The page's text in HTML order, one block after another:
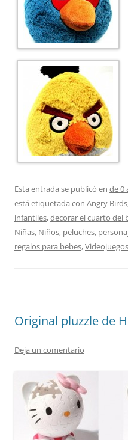
Esta entrada se publicó en de 0
está etiquetada con Angry Birds
infantiles,decorar el cuarto del
Niñas, Niños, peluches,
regalos para bebes,Videojuegos
Original pluzzle de
Deja un comentario